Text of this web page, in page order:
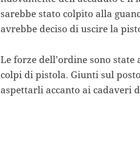
sarebbe stato colpito alla
avrebbe deciso di uscire la
Le forze dell’ordine sono
colpi di pistola. Giunti sul
aspettarli accanto ai cadaveri